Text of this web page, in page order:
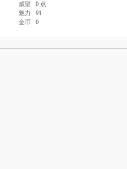
威望
0 点
魅力
91
金币 0